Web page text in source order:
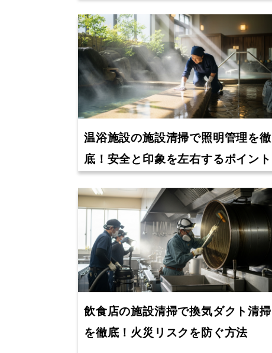
温浴施設の施設清掃で照明管理を徹
底！安全と印象を左右するポイント
飲食店の施設清掃で換気ダクト清掃
を徹底！火災リスクを防ぐ方法